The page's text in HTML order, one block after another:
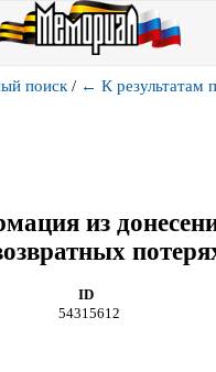
поиск / ← К результатам
из
ID
54315612